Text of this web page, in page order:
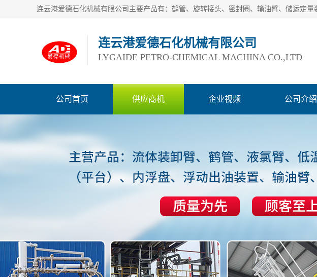
连云港爱德石化机械有限公司
LYGAIDE PETRO-CHEMICAL MACHINA CO.,LTD
公司首页 供应商机 企业视频 公司介绍